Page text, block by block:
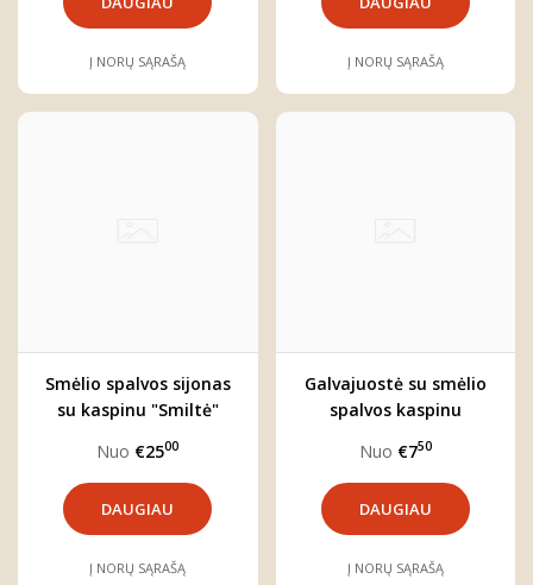
Į NORŲ SĄRAŠĄ Į NORŲ SĄRAŠĄ
Smėlio spalvos sijonas
su kaspinu "Smiltė"
Nuo €2500
DAUGIAU
Į NORŲ SĄRAŠĄ
Galvajuostė su smėlio
spalvos kaspinu
Nuo €750
DAUGIAU
Į NORŲ SĄRAŠĄ